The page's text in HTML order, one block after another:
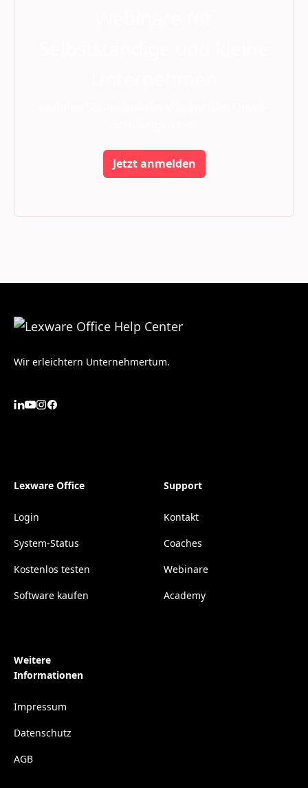
Jetzt anmelden
Wir erleichtern Unternehmertum.
Lexware Office
Login
System-Status
Kostenlos testen
Software kaufen
Support
Kontakt
Coaches
Webinare
Academy
Weitere
Informationen
Impressum
Datenschutz
AGB